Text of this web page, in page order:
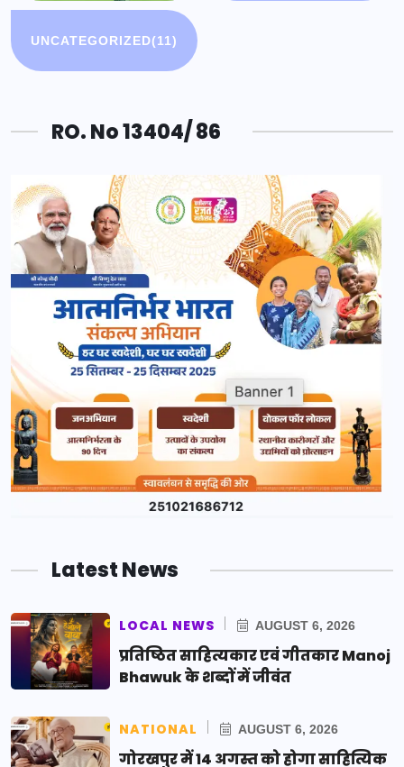
UNCATEGORIZED(11)
RO. No 13404/ 86
Latest News
LOCAL NEWS AUGUST 6, 2026
प्रतिष्ठित साहित्यकार एवं गीतकार Manoj
Bhawuk के शब्दों में जीवंत
NATIONAL AUGUST 6, 2026
गोरखपुर में 14 अगस्त को होगा साहित्यिक